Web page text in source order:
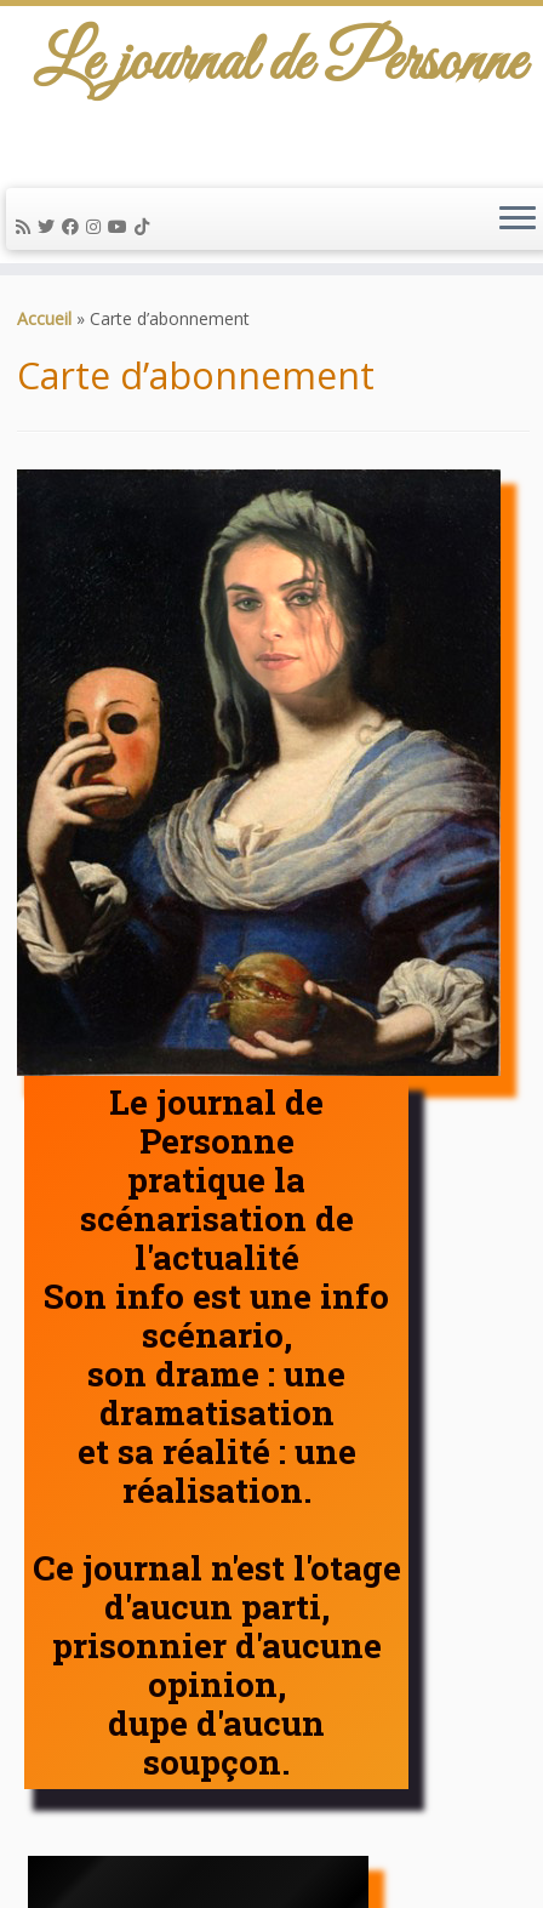
au
Le journal de Personne
Accueil » Carte d’abonnement
Carte d’abonnement
Le journal de
Personne
pratique la
scénarisation de
l'actualité
Son info est une info
scénario,
son drame : une
dramatisation
et sa réalité : une
réalisation.
Ce journal n'est l'otage
d'aucun parti,
prisonnier d'aucune
opinion,
dupe d'aucun
soupçon.